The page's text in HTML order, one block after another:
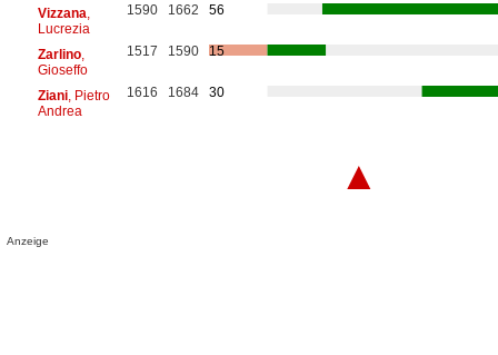
Vizzana
Lucrezia
1590 1662 56
Zarlino,
Gioseffo
1517 1590 15
Ziani, Pietro
Andrea
1616 1684 30
▲
Anzeige